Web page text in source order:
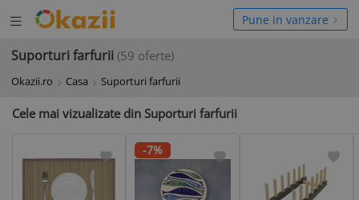
Deschide
meniul
Pune in vanzare
Suporturi farfurii (59 oferte)
Okazii.ro Casa Suporturi farfurii
Cele mai vizualizate din Suporturi farfurii
-7%